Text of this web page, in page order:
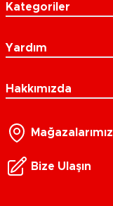
Kategoriler
Yardım
Hakkımızda
Mağazalarımız
Bize Ulaşın